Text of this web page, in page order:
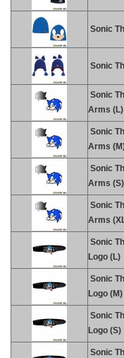
Sonic
Sonic
Sonic
Arms (L)
Sonic
Arms
Sonic
Arms (S)
Sonic
Arms
Sonic
Logo (L)
Sonic
Logo (M)
Sonic
Logo (S)
Sonic